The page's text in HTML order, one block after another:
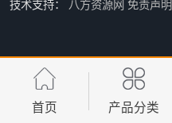
江苏LNG鹤管
技术支持： 八方资源网 免责声明
首页 产品分类